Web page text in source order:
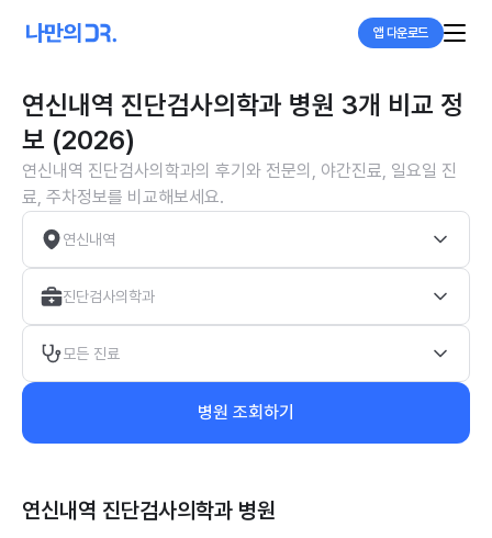
앱 다운로드
연신내역 진단검사의학과 병원 3개 비교 정
보 (2026)
연신내역 진단검사의학과의 후기와 전문의, 야간진료, 일요일 진
료, 주차정보를 비교해보세요.
연신내역
진단검사의학과
모든 진료
병원 조회하기
연신내역 진단검사의학과 병원